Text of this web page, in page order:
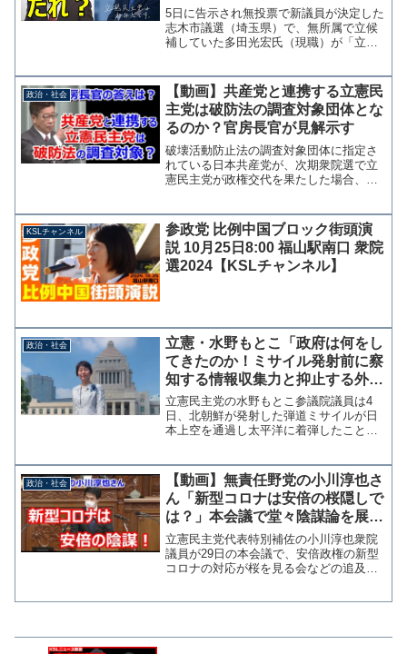
走り出す事態に
5日に告示され無投票で新議員が決定した
志木市議選（埼玉県）で、無所属で立候
補していた多田光宏氏（現職）が「立憲
玉県連はホームページで、同市議選に候
補者は擁立していない旨...
政治・社会
【動画】共産党と連携する立憲民
主党は破防法の調査対象団体とな
るのか？官房長官が見解示す
破壊活動防止法の調査対象団体に指定さ
れている日本共産党が、次期衆院選で立
憲民主党が政権交代を果たした場合、限
で、日本共産党が今も暴力革命の方針を
堅持しているとの見解を示...
KSLチャンネル
参政党 比例中国ブロック街頭演
説 10月25日8:00 福山駅南口 衆院
選2024【KSLチャンネル】
政治・社会
立憲・水野もとこ「政府は何をし
てきたのか！ミサイル発射前に察
知する情報収集力と抑止する外交
力がないと国民を守れない」
立憲民主党の水野もとこ参議院議員は4
日、北朝鮮が発射した弾道ミサイルが日
本上空を通過し太平洋に着弾したことを
トを元に抑止する外交力がないと国民を
守れない。」と政府の対応...
政治・社会
【動画】無責任野党の小川淳也さ
ん「新型コロナは安倍の桜隠しで
は？」本会議で堂々陰謀論を展開
してしまう事案発生
立憲民主党代表特別補佐の小川淳也衆院
議員が29日の本会議で、安倍政権の新型
コロナの対応が桜を見る会などの追及を